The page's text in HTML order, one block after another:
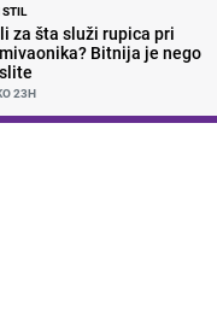
za šta služi rupica pri
Bitnija je nego
23H